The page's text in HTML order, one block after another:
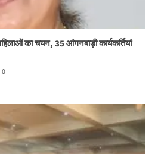
का चयन, 35 आंगनबाड़ी कार्यकर्तियां
0